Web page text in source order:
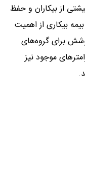
از بیکاران و حفظ
بیکاری از اهمیت
برای گروه‌های
موجود نیز